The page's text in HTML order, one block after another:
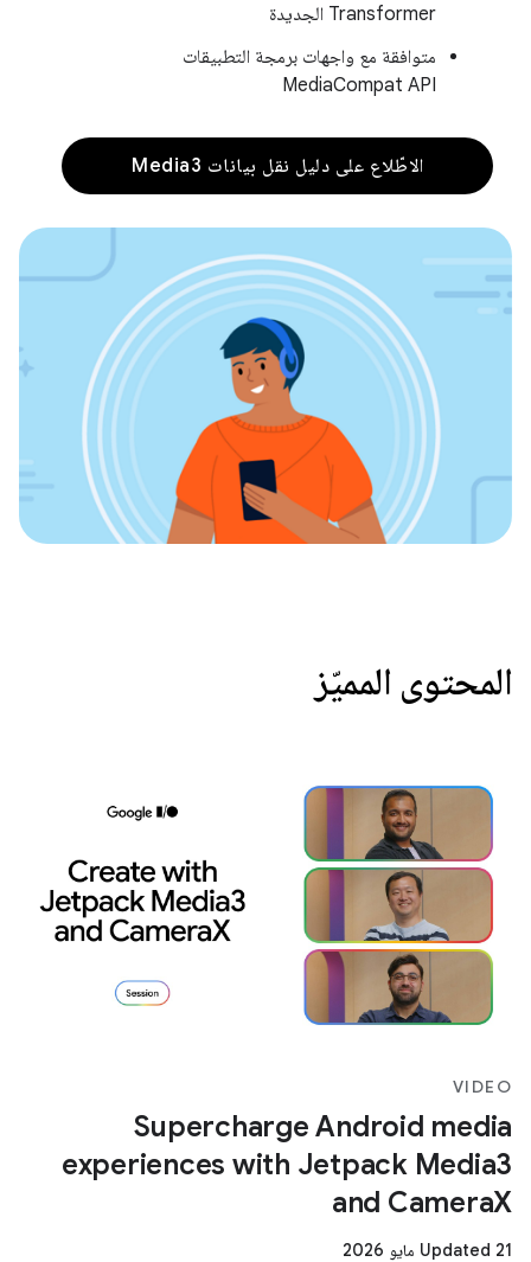
Transformer الجديدة
متوافقة مع واجهات برمجة التطبيقات
MediaCompat API
الاطّلاع على دليل نقل بيانات Media3
المحتوى المميّز
VIDEO
Supercharge Android media
experiences with Jetpack Media3
and CameraX
Updated 21 مايو 2026